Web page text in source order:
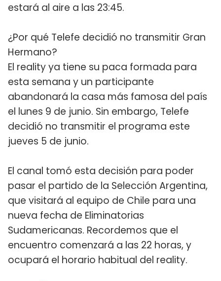
estará al aire a las 23:45.
¿Por qué Telefe decidió no transmitir Gran
Hermano?
El reality ya tiene su paca formada para
esta semana y un participante
abandonará la casa más famosa del país
el lunes 9 de junio. Sin embargo, Telefe
decidió no transmitir el programa este
jueves 5 de junio.
El canal tomó esta decisión para poder
pasar el partido de la Selección Argentina,
que visitará al equipo de Chile para una
nueva fecha de Eliminatorias
Sudamericanas. Recordemos que el
encuentro comenzará a las 22 horas, y
ocupará el horario habitual del reality.